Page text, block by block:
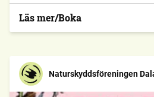
Läs mer/Boka
Naturskyddsföreningen